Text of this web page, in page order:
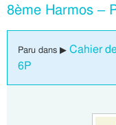
8ème Harmos –
Paru dans ▶ Cahier
6P